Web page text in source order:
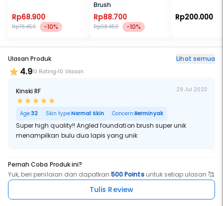
Rp68.900
Rp76.450 -10%
Brush
Rp88.700
Rp98.450 -10%
Rp200.000
Ulasan Produk Lihat semua
4.910 Rating 10 Ulasan
Kinski RF 29 Jul 2023
Age:32 Skin type:Normal Skin Concern:Berminyak
Super high quality!! Angled foundation brush super unik
menampilkan bulu dua lapis yang unik
Pernah Coba Produk ini?
Yuk, beri penilaian dan dapatkan500 Pointsuntuk setiap ulasan 🥰
Tulis Review